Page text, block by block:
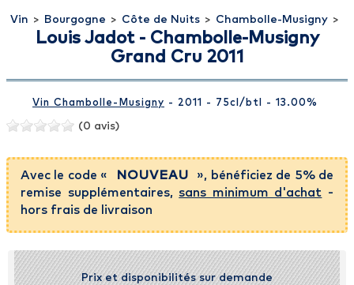
Vin > Bourgogne > Côte de Nuits > Chambolle-Musigny >
Louis Jadot - Chambolle-Musigny
Grand Cru 2011
Vin Chambolle-Musigny - 2011 - 75cl /btl - 13.00%
(0 avis)
Avec le code « NOUVEAU
», bénéficiez de 5% de
remise supplémentaires,sans minimum d'achat -
hors frais de livraison
Prix et disponibilités sur demande